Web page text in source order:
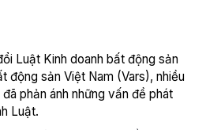
Luật Kinh doanh bất động sản
động sản Việt Nam (Vars), nhiều
phản ánh những vấn đề phát
Luật.